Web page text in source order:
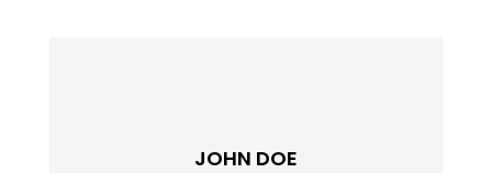
JOHN DOE